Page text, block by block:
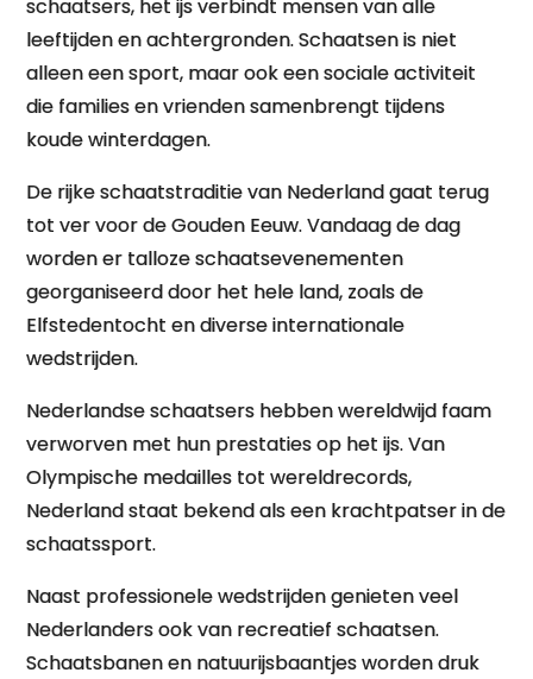
schaatsers, het ijs verbindt mensen van alle
leeftijden en achtergronden. Schaatsen is niet
alleen een sport, maar ook een sociale activiteit
die families en vrienden samenbrengt tijdens
koude winterdagen.
De rijke schaatstraditie van Nederland gaat terug
tot ver voor de Gouden Eeuw. Vandaag de dag
worden er talloze schaatsevenementen
georganiseerd door het hele land, zoals de
Elfstedentocht en diverse internationale
wedstrijden.
Nederlandse schaatsers hebben wereldwijd faam
verworven met hun prestaties op het ijs. Van
Olympische medailles tot wereldrecords,
Nederland staat bekend als een krachtpatser in de
schaatssport.
Naast professionele wedstrijden genieten veel
Nederlanders ook van recreatief schaatsen.
Schaatsbanen en natuurijsbaantjes worden druk